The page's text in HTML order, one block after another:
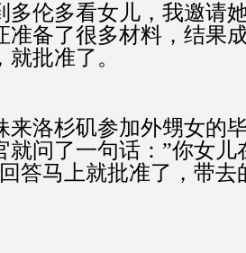
多伦多看女儿，我邀请
准备了很多材料，结果
批准了。
来洛杉矶参加外甥女的
就问了一句话：”你女儿
答马上就批准了，带去